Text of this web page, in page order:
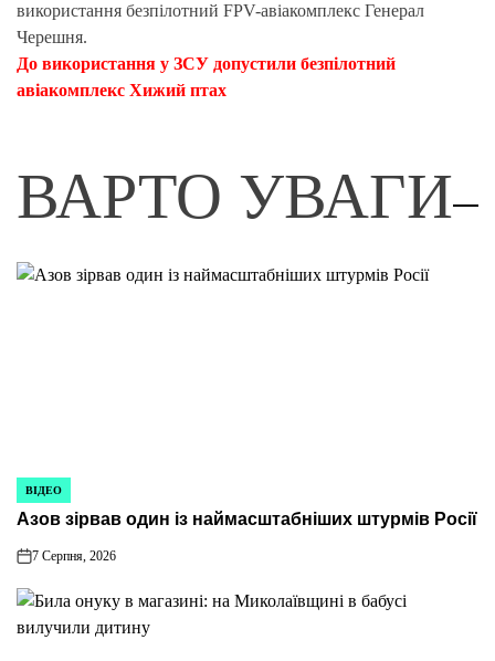
використання безпілотний FPV-авіакомплекс Генерал
Черешня.
До використання у ЗСУ допустили безпілотний
авіакомплекс Хижий птах
ВАРТО УВАГИ
ОПУБЛІКУВАТИ
У
ВІДЕО
Азов зірвав один із наймасштабніших штурмів Росії
on
7 Серпня, 2026